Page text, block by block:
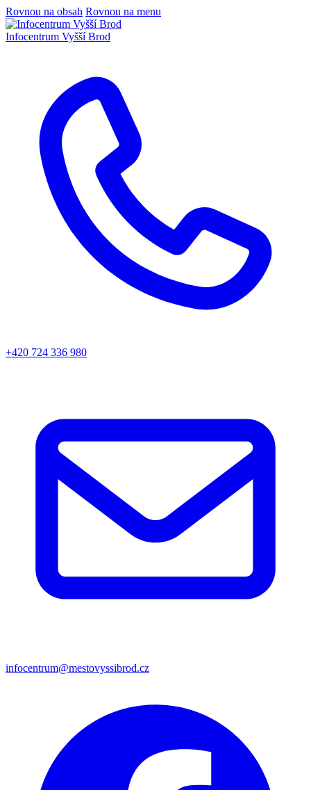
Rovnou na obsah Rovnou na menu
Infocentrum Vyšší Brod
+420 724 336 980
infocentrum@mestovyssibrod.cz